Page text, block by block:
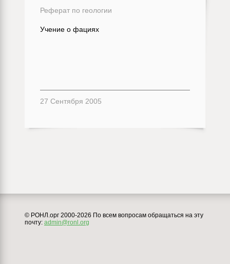
Реферат по геологии
Учение о фациях
27 Сентября 2005
© РОНЛ.орг 2000-2026 По всем вопросам обращаться на эту
почту: admin@ronl.org